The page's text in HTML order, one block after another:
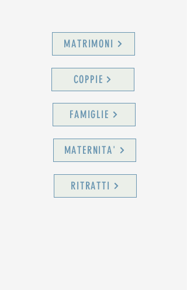
MATRIMONI
COPPIE
FAMIGLIE
MATERNITA'
RITRATTI